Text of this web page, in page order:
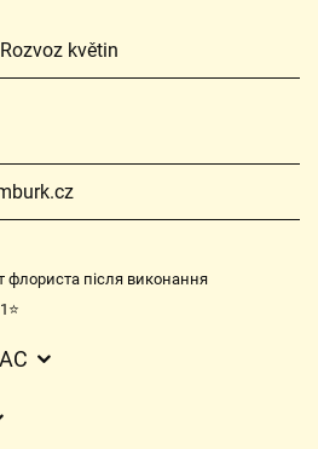
květin
флориста після виконання